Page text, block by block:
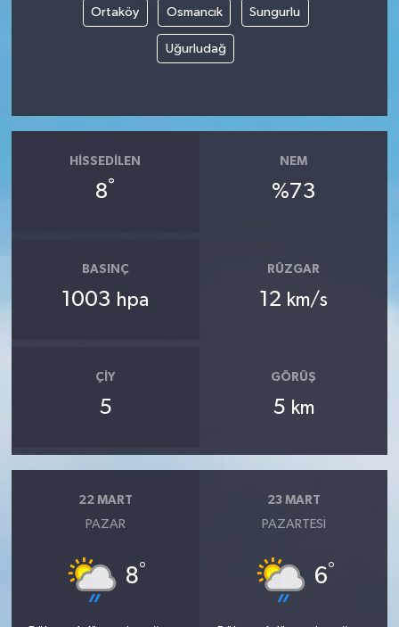
Ortaköy Osmancık Sungurlu
Uğurludağ
HISSEDILEN
8°
NEM
%73
BASINÇ
1003 hpa
RÜZGAR
12 km/s
ÇIY
5
GÖRÜŞ
5 km
22 MART
PAZAR
8°
23 MART
PAZARTESI
6°